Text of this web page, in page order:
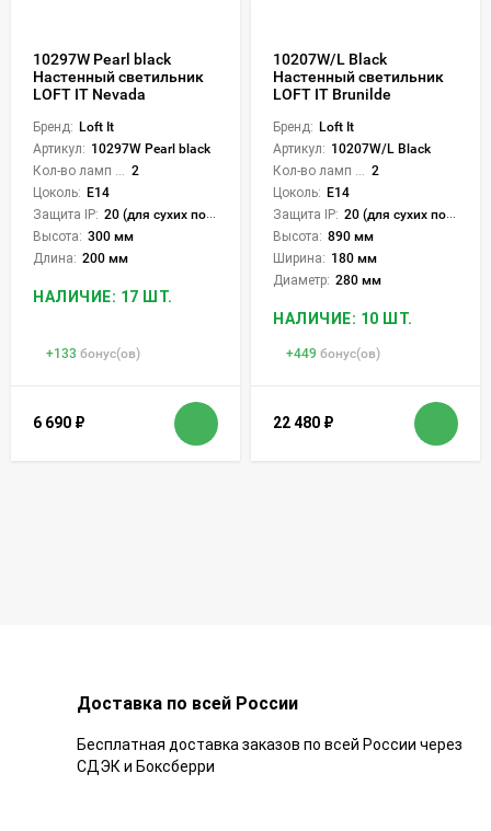
10297W Pearl black
Настенный светильник
LOFT IT Nevada
Бренд: Loft It
Артикул: 10297W Pearl black
2
Цоколь: E14
Защита IP: 20 (для сухих пом.)
Высота: 300 мм
Длина: 200 мм
НАЛИЧИЕ: 17 ШТ.
+133 бонус(ов)
6 690 ₽
10207W/L Black
Настенный светильник
LOFT IT Brunilde
Бренд: Loft It
Артикул: 10207W/L Black
2
Цоколь: E14
Защита IP: 20 (для сухих пом.)
Высота: 890 мм
Ширина: 180 мм
Диаметр: 280 мм
НАЛИЧИЕ: 10 ШТ.
+449 бонус(ов)
22 480 ₽
Доставка по всей России
Бесплатная доставка заказов по всей России через
СДЭК и Боксберри